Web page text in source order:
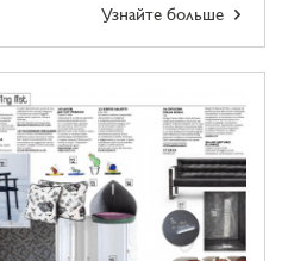
Узнайте больше